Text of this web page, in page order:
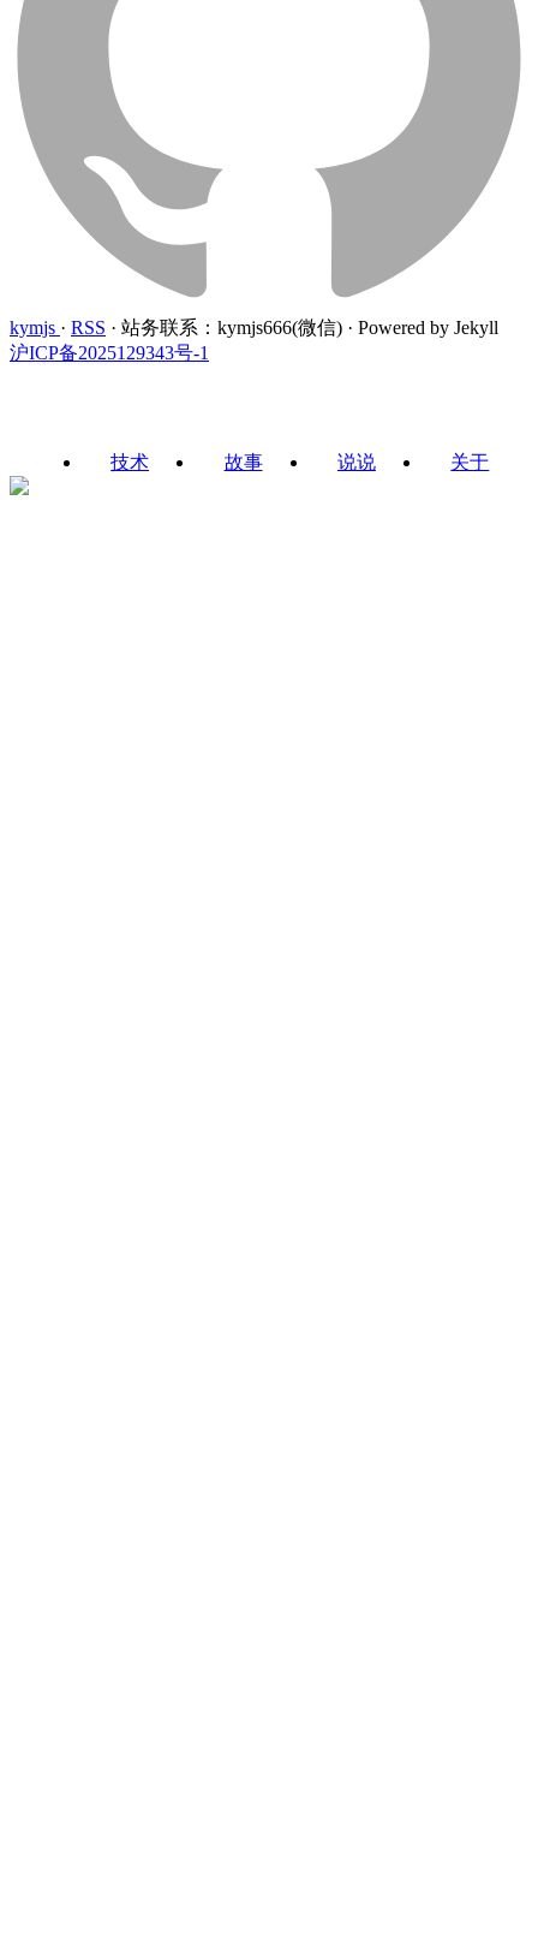
kymjs · RSS · 站务联系：kymjs666(微信) · Powered by Jekyll
沪ICP备2025129343号-1
技术 故事 说说 关于